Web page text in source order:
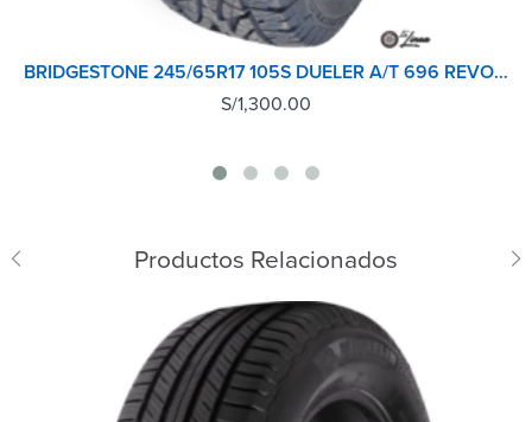
BRIDGESTONE 245/65R17 105S DUELER A/T 696 REVO 2
S/1,300.00
Productos Relacionados